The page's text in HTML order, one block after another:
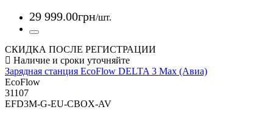
29 999.00грн/шт.
СКИДКА ПОСЛЕ РЕГИСТРАЦИИ
Зарядная станция EcoFlow DELTA 3 Max (Авиа)
EcoFlow
31107
EFD3M-G-EU-CBOX-AV